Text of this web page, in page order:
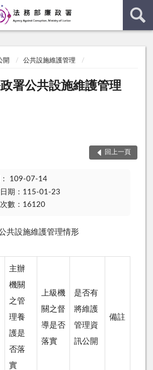
開 公共設施維護管理
署公共設施維護管理
回上一頁
109-07-14
期：115-01-23
數：16120
共設施維護管理情形
主辦
機關
之管
理養
護是
否落
實
上級機
關之督
導是否
落實
是否有
將維護
管理資
訊公開
備註